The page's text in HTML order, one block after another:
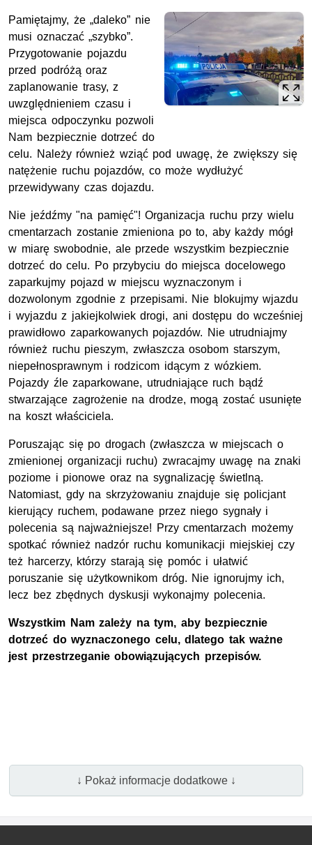
Pamiętajmy, że „daleko” nie
musi oznaczać „szybko”.
Przygotowanie pojazdu
przed podróżą oraz
zaplanowanie trasy, z
uwzględnieniem czasu i
miejsca odpoczynku pozwoli
Nam bezpiecznie dotrzeć do
celu. Należy również wziąć pod uwagę, że zwiększy się
natężenie ruchu pojazdów, co może wydłużyć
przewidywany czas dojazdu.
Nie jeźdźmy "na pamięć"! Organizacja ruchu przy wielu
cmentarzach zostanie zmieniona po to, aby każdy mógł
w miarę swobodnie, ale przede wszystkim bezpiecznie
dotrzeć do celu. Po przybyciu do miejsca docelowego
zaparkujmy pojazd w miejscu wyznaczonym i
dozwolonym zgodnie z przepisami. Nie blokujmy wjazdu
i wyjazdu z jakiejkolwiek drogi, ani dostępu do wcześniej
prawidłowo zaparkowanych pojazdów. Nie utrudniajmy
również ruchu pieszym, zwłaszcza osobom starszym,
niepełnosprawnym i rodzicom idącym z wózkiem.
Pojazdy źle zaparkowane, utrudniające ruch bądź
stwarzające zagrożenie na drodze, mogą zostać usunięte
na koszt właściciela.
Poruszając się po drogach (zwłaszcza w miejscach o
zmienionej organizacji ruchu) zwracajmy uwagę na znaki
poziome i pionowe oraz na sygnalizację świetlną.
Natomiast, gdy na skrzyżowaniu znajduje się policjant
kierujący ruchem, podawane przez niego sygnały i
polecenia są najważniejsze! Przy cmentarzach możemy
spotkać również nadzór ruchu komunikacji miejskiej czy
też harcerzy, którzy starają się pomóc i ułatwić
poruszanie się użytkownikom dróg. Nie ignorujmy ich,
lecz bez zbędnych dyskusji wykonajmy polecenia.
Wszystkim Nam zależy na tym, aby bezpiecznie
dotrzeć do wyznaczonego celu, dlatego tak ważne
jest przestrzeganie obowiązujących przepisów.
↓ Pokaż informacje dodatkowe ↓